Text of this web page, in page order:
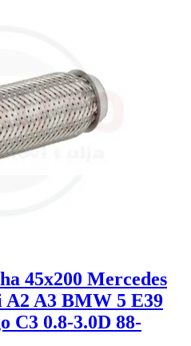
45x200 Mercedes
A3 BMW 5 E39
C3 0.8-3.0D 88-